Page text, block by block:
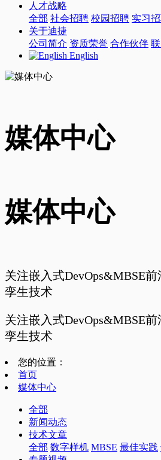
人才战略
全部 社会招聘 校园招聘 实习
关于迪捷
公司简介 资质荣誉 合作伙伴
English
媒体中心
媒体中心
关注嵌入式DevOps&MBSE
孪生技术
关注嵌入式DevOps&MBSE
孪生技术
您的位置：
首页
媒体中心
全部
新闻动态
技术文章
全部 数字样机 MBSE 最佳实践